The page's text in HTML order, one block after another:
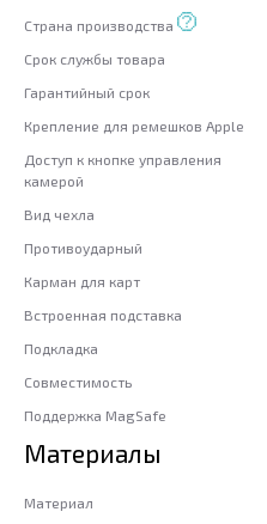
Страна производства
Срок службы товара
Гарантийный срок
Крепление для ремешков Apple
Доступ к кнопке управления
камерой
Вид чехла
Противоударный
Карман для карт
Встроенная подставка
Подкладка
Совместимость
Поддержка MagSafe
Материалы
Материал